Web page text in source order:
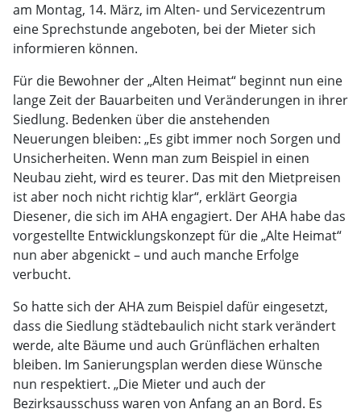
am Montag, 14. März, im Alten- und Servicezentrum
eine Sprechstunde angeboten, bei der Mieter sich
informieren können.
Für die Bewohner der „Alten Heimat“ beginnt nun eine
lange Zeit der Bauarbeiten und Veränderungen in ihrer
Siedlung. Bedenken über die anstehenden
Neuerungen bleiben: „Es gibt immer noch Sorgen und
Unsicherheiten. Wenn man zum Beispiel in einen
Neubau zieht, wird es teurer. Das mit den Mietpreisen
ist aber noch nicht richtig klar“, erklärt Georgia
Diesener, die sich im AHA engagiert. Der AHA habe das
vorgestellte Entwicklungskonzept für die „Alte Heimat“
nun aber abgenickt – und auch manche Erfolge
verbucht.
So hatte sich der AHA zum Beispiel dafür eingesetzt,
dass die Siedlung städtebaulich nicht stark verändert
werde, alte Bäume und auch Grünflächen erhalten
bleiben. Im Sanierungsplan werden diese Wünsche
nun respektiert. „Die Mieter und auch der
Bezirksausschuss waren von Anfang an an Bord. Es